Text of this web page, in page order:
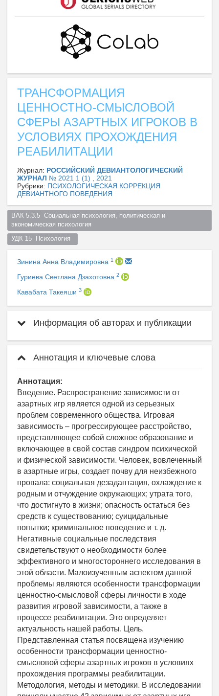
ТРАНСФОРМАЦИЯ
ЦЕННОСТНО-СМЫСЛОВОЙ
СФЕРЫ АЗАРТНЫХ ИГРОКОВ В
УСЛОВИЯХ ПРОХОЖДЕНИЯ
РЕАБИЛИТАЦИИ
Журнал: РОССИЙСКИЙ ДЕВИАНТОЛОГИЧЕСКИЙ
ЖУРНАЛ № 2021 1 (1) , 2021
Рубрики: ПСИХОЛОГИЧЕСКАЯ КОРРЕКЦИЯ
ДЕВИАНТНОГО ПОВЕДЕНИЯ
ВАК 5.3.5  Социальная психология, политическая и
экономическая психология
УДК 15  Психология
Зинина Анна Владимировна 1
Гуриева Светлана Дзахотовна 2
Кавабата Такеяши 3
Информация об авторах и публикации
Аннотация и ключевые слова
Аннотация:
Введение. Распространение зависимости от
азартных игр является одной из серьезных
проблем современного общества. Игровая
зависимость – прогрессирующее расстройство,
представляющее собой сложное образование и
включающее в свой состав синдром психической
и физической зависимости. Человек, вовлеченный
в азартные игры, создает почву для неизбежного
провала: социальная дезадаптация, охлаждение к
родным и отчуждение окружающих; утрата того,
что достигнуто в жизни; опасность остаться без
средств к существованию; суицидальные
попытки; криминальное поведение и т. д.
Негативные социальные последствия
свидетельствуют о необходимости более
эффективного и многостороннего исследования в
этой области. Малоизученным аспектом данной
проблемы являются особенности трансформации
ценностно-смысловой сферы личности в ходе
развития игровой зависимости, а также в
процессе реабилитации. Это определяет
актуальность нашей работы. Цель.
Представленная статья посвящена изучению
особенности трансформации ценностно-
смысловой сферы азартных игроков в условиях
прохождения программы реабилитации.
Методология, методы и методики. В исследовании